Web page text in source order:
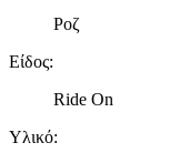
Ροζ
Είδος:
Ride On
Υλικό: